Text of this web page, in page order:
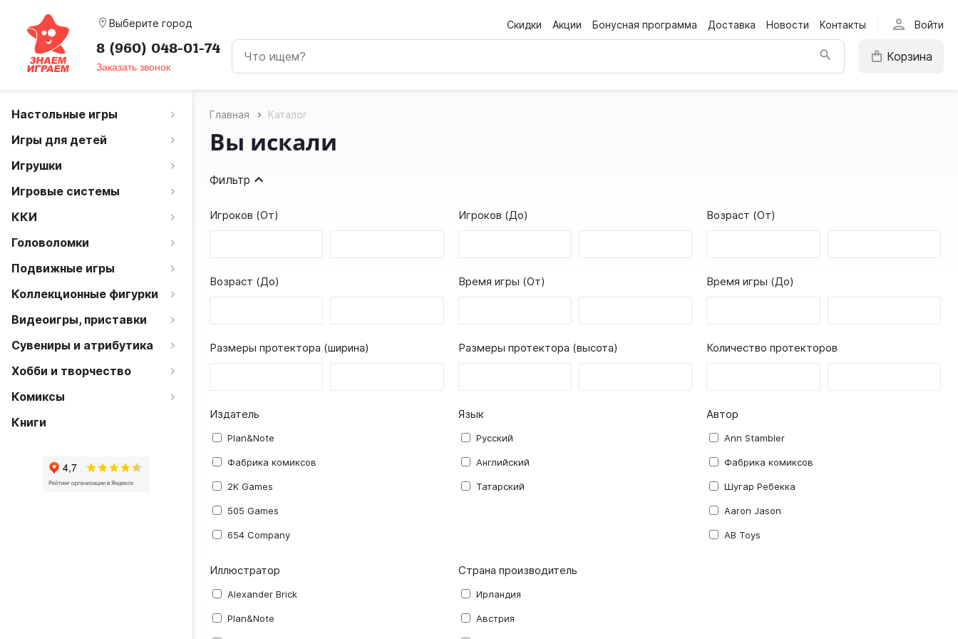
room Выберите город Скидки Акции Бонусная программа Доставка Новости Контакты person Войти
8 (960) 048-01-74
Заказать звонок
Корзина
Настольные игры
Игры для детей
Игрушки
Игровые системы
ККИ
Головоломки
Подвижные игры
Коллекционные фигурки
Видеоигры, приставки
Сувениры и атрибутика
Хобби и творчество
Комиксы
Книги
Главная Каталог
Вы искали
Фильтр
Игроков (От) Игроков (До) Возраст (От)
Возраст (До) Время игры (От) Время игры (До)
Размеры протектора (ширина) Размеры протектора (высота) Количество протекторов
Издатель
Plan&Note
Фабрика комиксов
2K Games
505 Games
654 Company
Язык
Русский
Английский
Татарский
Автор
Ann Stambler
Фабрика комиксов
Шугар Ребекка
Aaron Jason
AB Toys
Иллюстратор
Alexander Brick
Plan&Note
Страна производитель
Ирландия
Австрия